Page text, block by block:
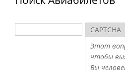
Форма поиска
Поиск
CAPTCHA
Этот
чтобы
Вы